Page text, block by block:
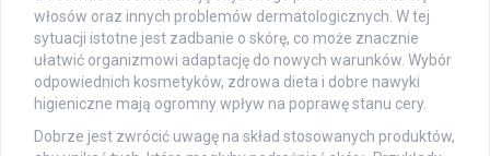
włosów oraz innych problemów dermatologicznych. W tej
sytuacji istotne jest zadbanie o skórę, co może znacznie
ułatwić organizmowi adaptację do nowych warunków. Wybór
odpowiednich kosmetyków, zdrowa dieta i dobre nawyki
higieniczne mają ogromny wpływ na poprawę stanu cery.
Dobrze jest zwrócić uwagę na skład stosowanych produktów,